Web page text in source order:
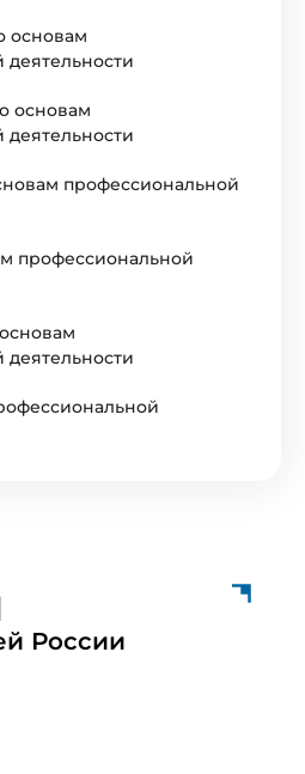
основам
основам
профессиональной
профессиональной
России